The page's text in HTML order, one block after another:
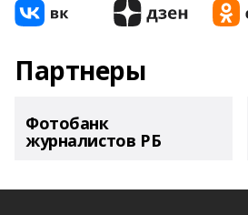
Партнеры
Фотобанк
журналистов РБ